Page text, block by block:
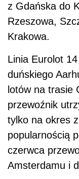
z Gdańska do
Rzeszowa,
Krakowa.
Linia Eurolot
duńskiego
lotów na trasie
przewoźnik
tylko na okres
popularnością
czerwca
Amsterdamu i